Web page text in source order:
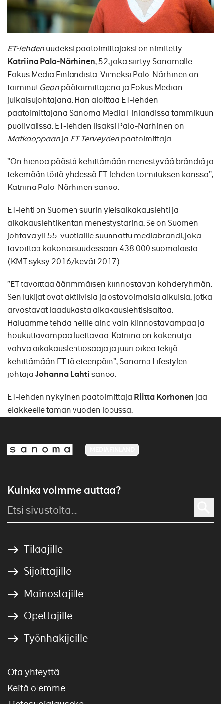
ET-lehdenuudeksi päätoimittajaksi on nimitetty
Katriina Palo-Närhinen, 52, joka siirtyy Sanomalle
Fokus Media Finlandista. Viimeksi Palo-Närhinen on
toiminut Geonpäätoimittajana ja Fokus Median
julkaisujohtajana. Hän aloittaa ET-lehden
päätoimittajana Sanoma Media Finlandissa tammikuun
puolivälissä. ET-lehden lisäksi Palo-Närhinen on
Matkaoppaanja ET Terveydenpäätoimittaja.
”On hienoa päästä kehittämään menestyvää brändiä ja
tekemään töitä yhdessä ET-lehden toimituksen kanssa”,
Katriina Palo-Närhinen sanoo.
ET-lehti on Suomen suurin yleisaikakauslehti ja
aikakauslehtikentän menestystarina. Se on Suomen
johtava yli 55-vuotiaille suunnattu mediabrändi, joka
tavoittaa kokonaisuudessaan 438 000 suomalaista
(KMT syksy 2016/kevät 2017).
”ET tavoittaa äärimmäisen kiinnostavan kohderyhmän.
Sen lukijat ovat aktiivisia ja ostovoimaisia aikuisia, jotka
arvostavat laadukasta aikakauslehtisisältöä.
Haluamme tehdä heille aina vain kiinnostavampaa ja
houkuttavampaa luettavaa. Katriina on kokenut ja
vahva aikakauslehtiosaaja ja juuri oikea tekijä
kehittämään ET:tä eteenpäin”, Sanoma Lifestylen
johtajaJohanna Lahtisanoo.
ET-lehden nykyinen päätoimittaja Riitta Korhonen jää
eläkkeelle tämän vuoden lopussa.
Kuinka voimme auttaa?
Tilaajille
Sijoittajille
Mainostajille
Opettajille
Työnhakijoille
Ota yhteyttä
Keitä olemme